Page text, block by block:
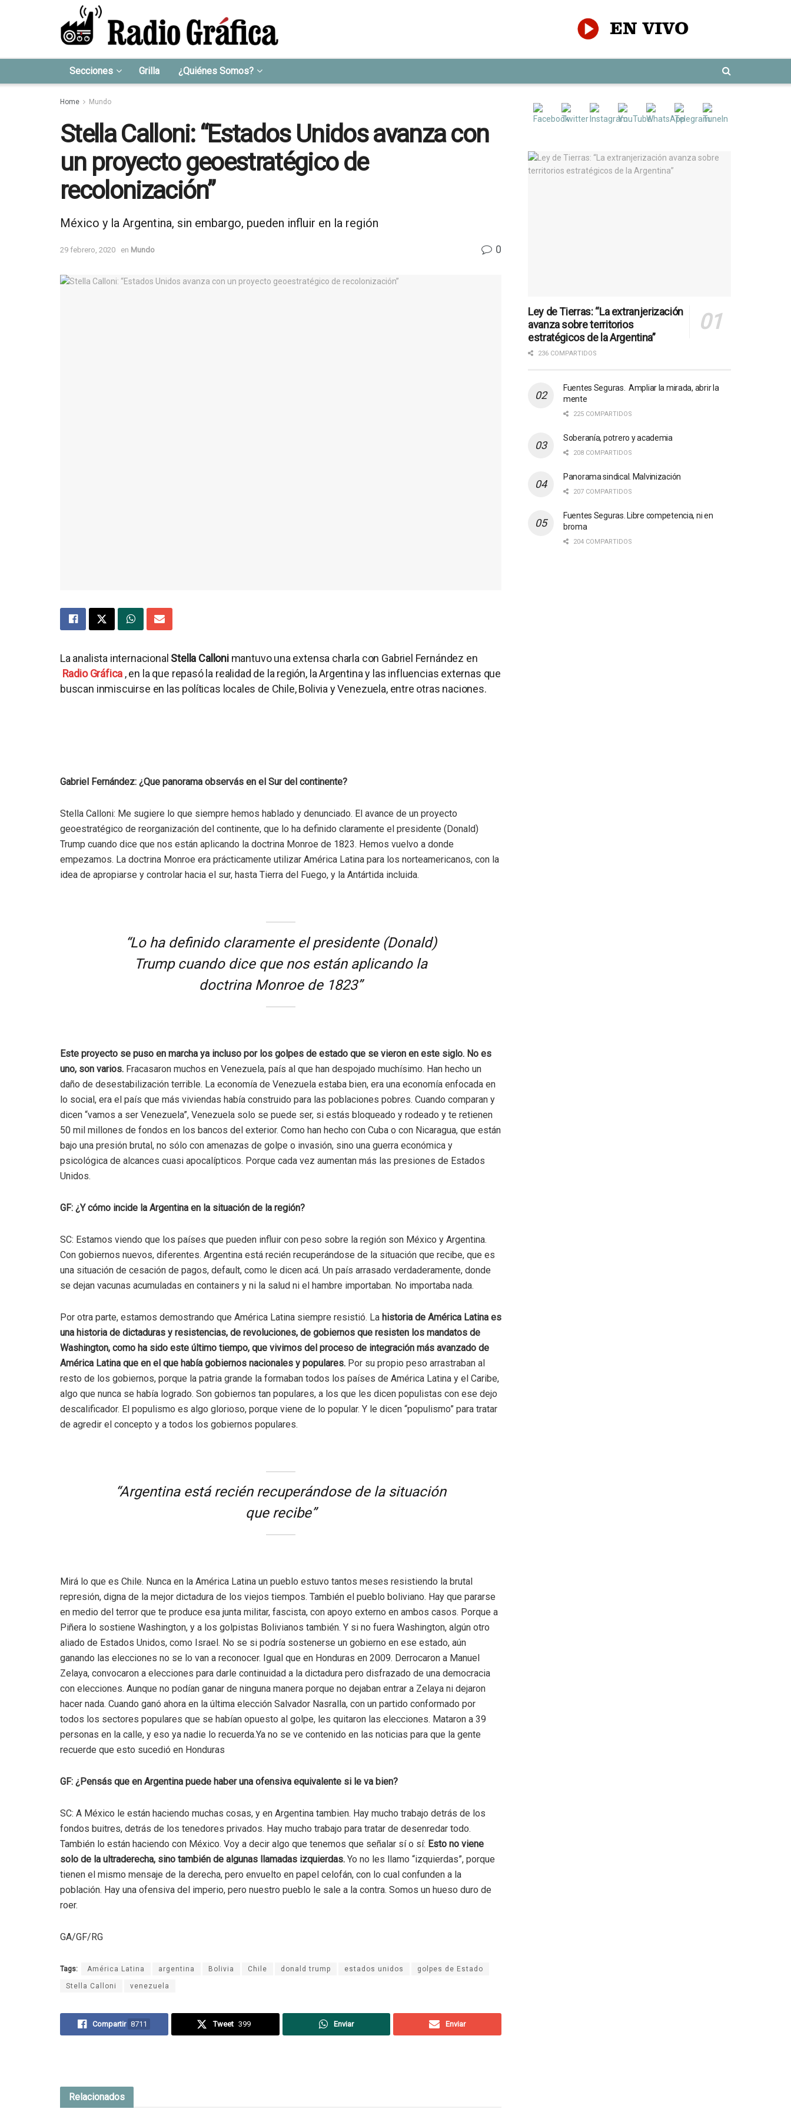
Secciones Grilla ¿Quiénes Somos?
Home Mundo
Stella Calloni: “Estados Unidos avanza con
un proyecto geoestratégico de
recolonización”
México y la Argentina, sin embargo, pueden influir en la región
29 febrero, 2020 en Mundo 0
La analista internacional Stella Callonimantuvo una extensa charla con Gabriel Fernández en
Radio Gráfica , en la que repasó la realidad de la región, la Argentina y las influencias externas que
buscan inmiscuirse en las políticas locales de Chile, Bolivia y Venezuela, entre otras naciones.
Gabriel Fernández: ¿Que panorama observás en el Sur del continente?
Stella Calloni: Me sugiere lo que siempre hemos hablado y denunciado. El avance de un proyecto
geoestratégico de reorganización del continente, que lo ha definido claramente el presidente (Donald)
Trump cuando dice que nos están aplicando la doctrina Monroe de 1823. Hemos vuelvo a donde
empezamos. La doctrina Monroe era prácticamente utilizar América Latina para los norteamericanos, con la
idea de apropiarse y controlar hacia el sur, hasta Tierra del Fuego, y la Antártida incluida.
“Lo ha definido claramente el presidente (Donald)
Trump cuando dice que nos están aplicando la
doctrina Monroe de 1823”
Este proyecto se puso en marcha ya incluso por los golpes de estado que se vieron en este siglo. No es
uno, son varios. Fracasaron muchos en Venezuela, país al que han despojado muchísimo. Han hecho un
daño de desestabilización terrible. La economía de Venezuela estaba bien, era una economía enfocada en
lo social, era el país que más viviendas había construido para las poblaciones pobres. Cuando comparan y
dicen “vamos a ser Venezuela”, Venezuela solo se puede ser, si estás bloqueado y rodeado y te retienen
50 mil millones de fondos en los bancos del exterior. Como han hecho con Cuba o con Nicaragua, que están
bajo una presión brutal, no sólo con amenazas de golpe o invasión, sino una guerra económica y
psicológica de alcances cuasi apocalípticos. Porque cada vez aumentan más las presiones de Estados
Unidos.
GF: ¿Y cómo incide la Argentina en la situación de la región?
SC: Estamos viendo que los países que pueden influir con peso sobre la región son México y Argentina.
Con gobiernos nuevos, diferentes. Argentina está recién recuperándose de la situación que recibe, que es
una situación de cesación de pagos, default, como le dicen acá. Un país arrasado verdaderamente, donde
se dejan vacunas acumuladas en containers y ni la salud ni el hambre importaban. No importaba nada.
Por otra parte, estamos demostrando que América Latina siempre resistió. La historia de América Latina es
una historia de dictaduras y resistencias, de revoluciones, de gobiernos que resisten los mandatos de
Washington, como ha sido este último tiempo, que vivimos del proceso de integración más avanzado de
América Latina que en el que había gobiernos nacionales y populares. Por su propio peso arrastraban al
resto de los gobiernos, porque la patria grande la formaban todos los países de América Latina y el Caribe,
algo que nunca se había logrado. Son gobiernos tan populares, a los que les dicen populistas con ese dejo
descalificador. El populismo es algo glorioso, porque viene de lo popular. Y le dicen “populismo” para tratar
de agredir el concepto y a todos los gobiernos populares.
“Argentina está recién recuperándose de la situación
que recibe”
Mirá lo que es Chile. Nunca en la América Latina un pueblo estuvo tantos meses resistiendo la brutal
represión, digna de la mejor dictadura de los viejos tiempos. También el pueblo boliviano. Hay que pararse
en medio del terror que te produce esa junta militar, fascista, con apoyo externo en ambos casos. Porque a
Piñera lo sostiene Washington, y a los golpistas Bolivianos también. Y si no fuera Washington, algún otro
aliado de Estados Unidos, como Israel. No se si podría sostenerse un gobierno en ese estado, aún
ganando las elecciones no se lo van a reconocer. Igual que en Honduras en 2009. Derrocaron a Manuel
Zelaya, convocaron a elecciones para darle continuidad a la dictadura pero disfrazado de una democracia
con elecciones. Aunque no podían ganar de ninguna manera porque no dejaban entrar a Zelaya ni dejaron
hacer nada. Cuando ganó ahora en la última elección Salvador Nasralla, con un partido conformado por
todos los sectores populares que se habían opuesto al golpe, les quitaron las elecciones. Mataron a 39
personas en la calle, y eso ya nadie lo recuerda.Ya no se ve contenido en las noticias para que la gente
recuerde que esto sucedió en Honduras
GF: ¿Pensás que en Argentina puede haber una ofensiva equivalente si le va bien?
SC: A México le están haciendo muchas cosas, y en Argentina tambien. Hay mucho trabajo detrás de los
fondos buitres, detrás de los tenedores privados. Hay mucho trabajo para tratar de desenredar todo.
También lo están haciendo con México. Voy a decir algo que tenemos que señalar sí o sí: Esto no viene
solo de la ultraderecha, sino también de algunas llamadas izquierdas. Yo no les llamo “izquierdas”, porque
tienen el mismo mensaje de la derecha, pero envuelto en papel celofán, con lo cual confunden a la
población. Hay una ofensiva del imperio, pero nuestro pueblo le sale a la contra. Somos un hueso duro de
roer.
GA/GF/RG
Tags: América Latina argentina Bolivia Chile donald trump estados unidos golpes de Estado
Stella Calloni venezuela
Compartir 8711 Tweet 399 Enviar Enviar
Relacionados
Ley de Tierras: “La extranjerización
avanza sobre territorios
estratégicos de la Argentina”
236 COMPARTIDOS
Fuentes Seguras. Ampliar la mirada, abrir la
mente
225 COMPARTIDOS
Soberanía, potrero y academia
208 COMPARTIDOS
Panorama sindical. Malvinización
207 COMPARTIDOS
Fuentes Seguras. Libre competencia, ni en
broma
204 COMPARTIDOS